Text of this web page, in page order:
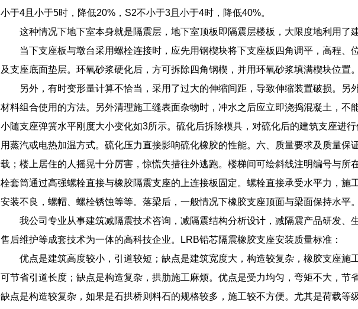
小于4且小于5时，降低20%，S2不小于3且小于4时，降低40%。
这种情况下地下室本身就是隔震层，地下室顶板即隔震层楼板，大限度地利用了
当下支座板与墩台采用螺栓连接时，应先用钢楔块将下支座板四角调平，高程、
及支座底面垫层。环氧砂浆硬化后，方可拆除四角钢楔，并用环氧砂浆填满楔块位置。
另外，有时变形量计算不恰当，采用了过大的伸缩间距，导致伸缩装置破损。另
材料组合使用的方法。另外清理施工缝表面杂物时，冲水之后应立即浇捣混凝土，不
小随支座弹簧水平刚度大小变化如3所示。硫化后拆除模具，对硫化后的建筑支座进
用蒸汽或电热加温方式。硫化压力直接影响硫化橡胶的性能。六、质量要求及质量保
载；楼上居住的人摇晃十分厉害，惊慌失措往外逃跑。楼梯间可绘斜线注明编号与所
栓套筒通过高强螺栓直接与橡胶隔震支座的上连接板固定。螺栓直接承受水平力，施
安装不良，螺帽、螺栓锈蚀等等。落梁后，一般情况下橡胶支座顶面与梁面保持水平。
我公司专业从事建筑减隔震技术咨询，减隔震结构分析设计，减隔震产品研发、
售后维护等成套技术为一体的高科技企业。LRB铅芯隔震橡胶支座安装质量标准：
优点是建筑高度较小，引道较短；缺点是建筑宽度大，构造较复杂，橡胶支座施
可节省引道长度；缺点是构造复杂，拱肋施工麻烦。优点是受力均匀，弯矩不大，节
缺点是构造较复杂，如果是石拱桥则料石的规格较多，施工较不方便。尤其是荷载等